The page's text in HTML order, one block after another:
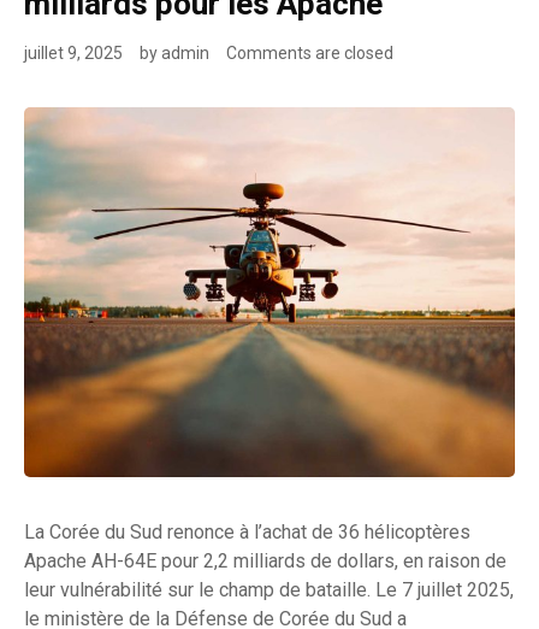
juillet 9, 2025 byadmin Comments are closed
La Corée du Sud renonce à l’achat de 36 hélicoptères
Apache AH-64E pour 2,2 milliards de dollars, en raison de
leur vulnérabilité sur le champ de bataille. Le 7 juillet 2025,
le ministère de la Défense de Corée du Sud a